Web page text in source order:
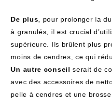
De plus , pour prolonger la
à granulés, il est crucial
supérieure. Ils brûlent plus
moins de cendres, ce qui
Un autre conseil serait de
avec des accessoires de
pelle à cendres et une